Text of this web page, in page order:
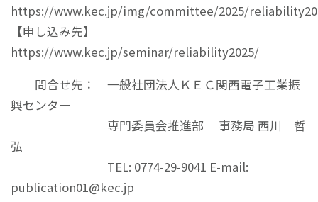
https://www.kec.jp/img/committee/2025/
【申し込み先】
https://www.kec.jp/seminar/reliability2025/
問合せ先： 一般社団法人ＫＥＣ関西電子工業振
興センター
専門委員会推進部 事務局 西川 哲
弘
TEL: 0774-29-9041 E-mail:
publication01@kec.jp